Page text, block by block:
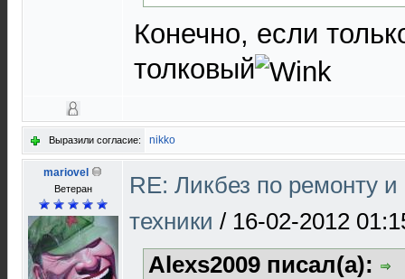
Конечно, если
толковый
Выразили согласие: nikko
mariovel
Ветеран
RE: Ликбез по ремонту
техники / 16-02-2012
Alexs2009 писал(а):